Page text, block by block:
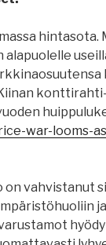
hintasota.
war-looms-
vahvistanut